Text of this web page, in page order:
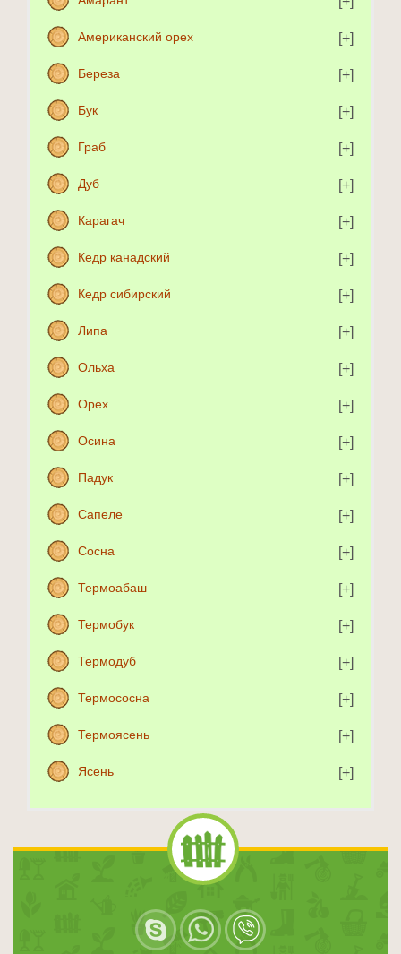
Американский орех
Береза
Бук
Граб
Дуб
Карагач
Кедр канадский
Кедр сибирский
Липа
Ольха
Орех
Осина
Падук
Сапеле
Сосна
Термоабаш
Термобук
Термодуб
Термососна
Термоясень
Ясень